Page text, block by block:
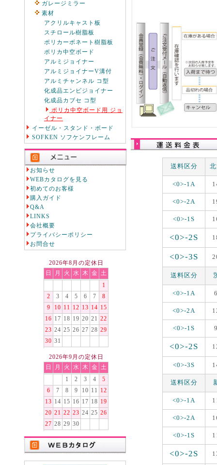
ガレージミラー
素材
アクリルキャスト板
スチロール樹脂板
ポリカーボネート樹脂板
ポリカ中空ボード
アルミジョイナー
アルミジョイナーV溝付
アルミチャンネル コ型
化成品エンビジョイナー
化成品カブセ コ型
ポリカ中空ボード用 ジョ
イナー
イーゼル・スタンド・ボード
SOFKEN ソフケンフレーム
お知らせ
WEBカタログを見る
初めてのお客様
購入ガイド
Q&A
LINKS
会社概要
プライバシーポリシー
お問合せ
2026年8月の定休日
日
月 火 水 木 金
土
1
2
3 4 5 6 7
8
9
10 11 12 13 14 15
16 17 18 19 20 21 22
23 24 25 26 27 28 29
30 31
2026年9月の定休日
日
月 火 水 木 金
土
1
2 3 4
5
6
7 8 9 10 11
12
13 14 15 16 17 18 19
20 21 22 23 24 25 26
27 28 29 30
送料区分
<0>-1A
<0>-2A
<0>-1S
<0>-2S
<0>-3S
送料区分
<0>-1A
<0>-2A
<0>-1S
<0>-2S
<0>-3S
送料区分
<0>-1A
<0>-2A
<0>-1S
<0>-2S